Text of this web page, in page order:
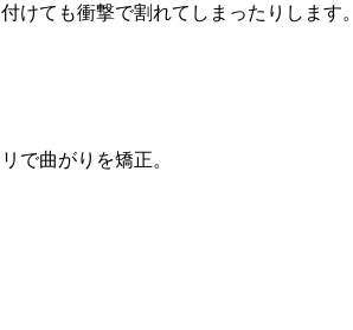
けても衝撃で割れてしまったりします。
で曲がりを矯正。